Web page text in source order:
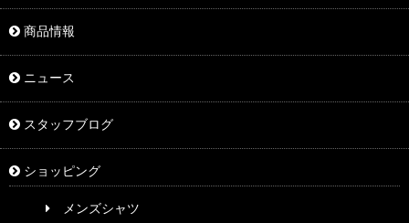
商品情報
ニュース
スタッフブログ
ショッピング
メンズシャツ